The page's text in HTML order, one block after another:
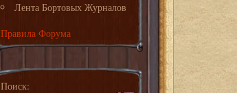
Лента Бортовых Журналов
Правила Форума
Поиск: